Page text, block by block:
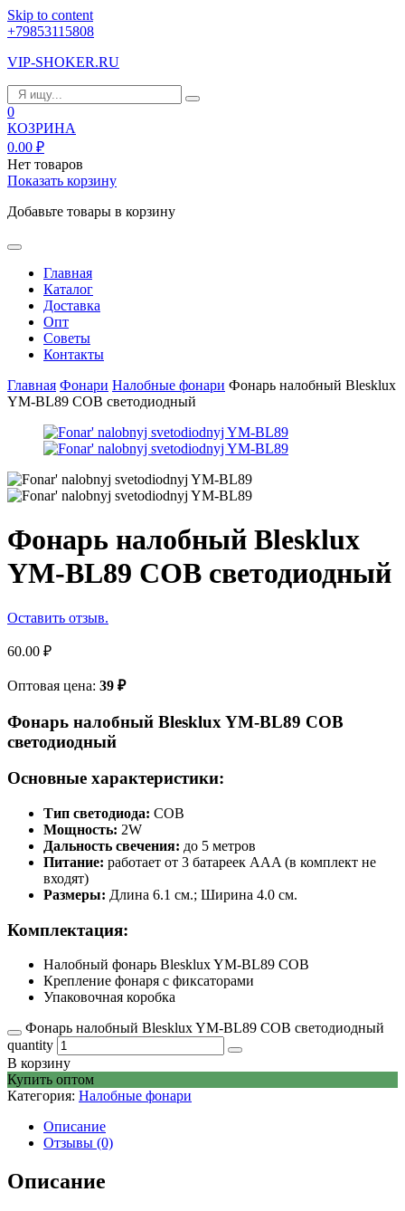
Skip to content
+79853115808
VIP-SHOKER.RU
0
КОЗРИНА
0.00 ₽
Нет товаров
Показать корзину
Добавьте товары в корзину
Главная
Каталог
Доставка
Опт
Советы
Контакты
Главная Фонари Налобные фонари Фонарь налобный Blesklux
YM-BL89 COB светодиодный
Фонарь налобный Blesklux
YM-BL89 COB светодиодный
Оставить отзыв.
60.00 ₽
Оптовая цена: 39 ₽
Фонарь налобный Blesklux YM-BL89 COB
светодиодный
Основные характеристики:
Тип светодиода: COB
Мощность: 2W
Дальность свечения: до 5 метров
Питание: работает от 3 батареек AAA (в комплект не
входят)
Размеры: Длина 6.1 см.; Ширина 4.0 см.
Комплектация:
Налобный фонарь Blesklux YM-BL89 COB
Крепление фонаря с фиксаторами
Упаковочная коробка
Фонарь налобный Blesklux YM-BL89 COB светодиодный
quantity
В корзину
Купить оптом
Категория: Налобные фонари
Описание
Отзывы (0)
Описание